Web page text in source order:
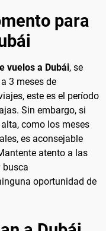
para
vuelos a Dubái, se
3 meses de
este es el período
Sin embargo, si
como los meses
es aconsejable
atento a las
busca
oportunidad de